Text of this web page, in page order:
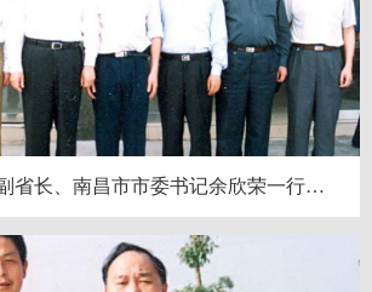
江西省人民政府副省长、南昌市市委书记余欣荣一行视察我校